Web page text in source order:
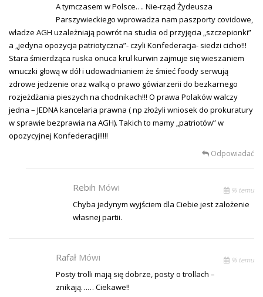
A tymczasem w Polsce…. Nie-rząd Żydeusza
Parszywieckiego wprowadza nam paszporty covidowe,
władze AGH uzależniają powrót na studia od przyjęcia „szczepionki”
a „jedyna opozycja patriotyczna”- czyli Konfederacja- siedzi cicho!!!
Stara śmierdząca ruska onuca krul kurwin zajmuje się wieszaniem
wnuczki głową w dół i udowadnianiem że śmieć foody serwują
zdrowe jedzenie oraz walką o prawo gówiarzerii do bezkarnego
rozjeżdżania pieszych na chodnikach!!! O prawa Polaków walczy
jedna – JEDNA kancelaria prawna ( np złożyli wniosek do prokuratury
w sprawie bezprawia na AGH). Takich to mamy „patriotów” w
opozycyjnej Konfederacji!!!!!
Odpowiadać
Rebih Mówi % temu
Chyba jedynym wyjściem dla Ciebie jest założenie
własnej partii.
Rafał Mówi % temu
Posty trolli mają się dobrze, posty o trollach –
znikają…… Ciekawe!!